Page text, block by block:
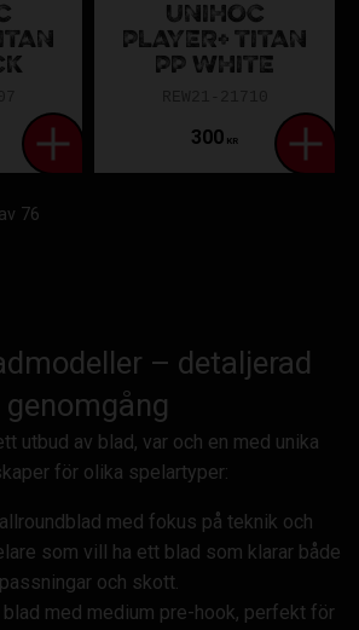
UNIHOC
PLAYER+ TITAN
PP WHITE
300 KR
av 76
– detaljerad
genomgång
utbud av blad, var och en med unika
för olika spelartyper:
med fokus på teknik och
som vill ha ett blad som klarar både
passningar och skott.
med medium pre-hook, perfekt för